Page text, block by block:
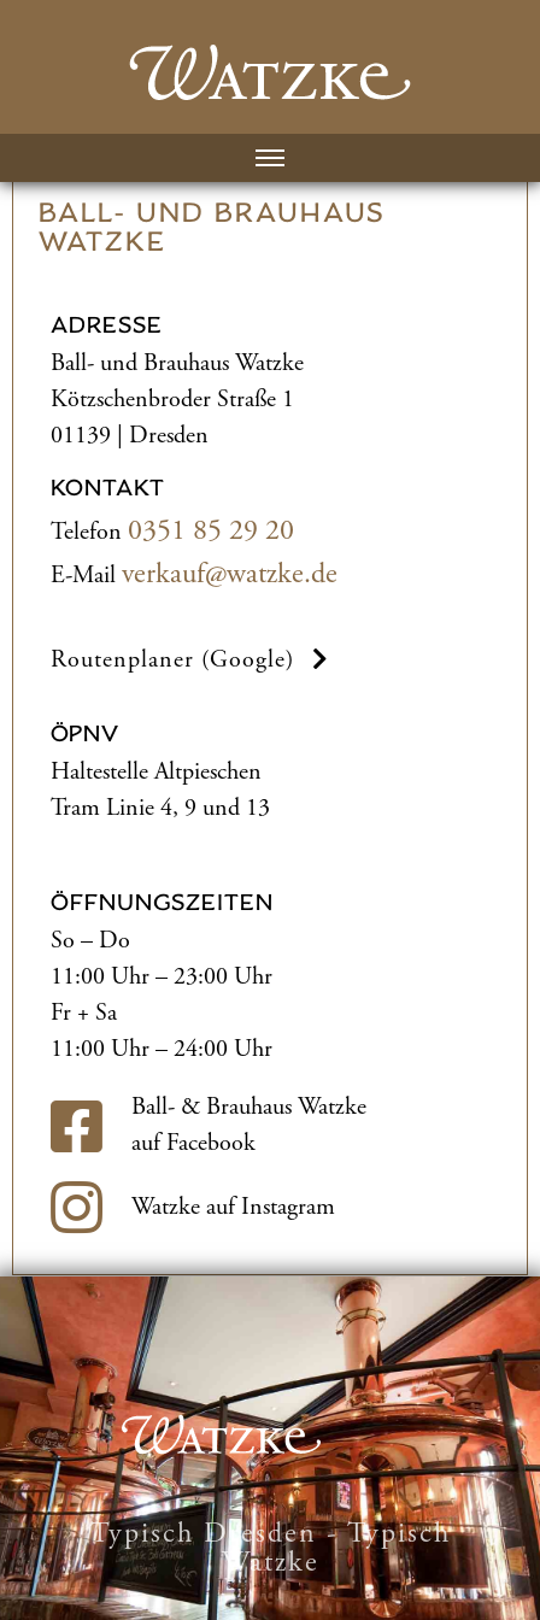
BALL- UND­ BRAUHAUS
WATZKE
ADRESSE
Ball- und­ Brauhaus Watzke
Kötzschenbroder Straße 1
01139 | Dresden
KONTAKT
Telefon 0351 85 29 20
E-Mailverkauf@watzke.de
Routenplaner (Google)
ÖPNV
Haltestelle Altpieschen
Tram Linie 4, 9 und 13
ÖFFNUNGSZEITEN
So – Do
11:00 Uhr – 23:00 Uhr
Fr + Sa
11:00 Uhr – 24:00 Uhr
Ball- & Brauhaus Watzke
auf Facebook
Watzke auf Instagram
Typisch Dresden - Typisch
Watzke